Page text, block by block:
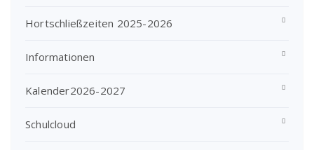
Hortschließzeiten 2025-2026
Informationen
Kalender2026-2027
Schulcloud